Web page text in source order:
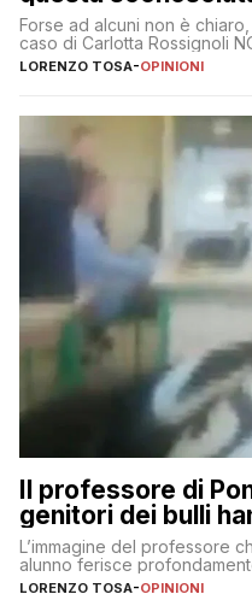
Forse ad alcuni non è
caso di Carlotta Rossignoli
LORENZO TOSA-OPINIONI
Il professore di
genitori dei bulli
L’immagine del professore
alunno ferisce
LORENZO TOSA-OPINIONI